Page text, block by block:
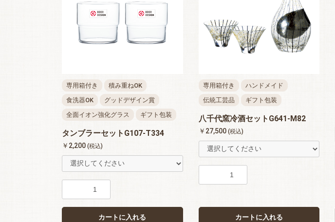
専用箱付き
積み重ねOK
食洗器OK
グッドデザイン賞
全面イオン強化グラス
ギフト包装
タンブラーセットG107-T334
￥2,200 (税込)
カートに入れる
専用箱付き
ハンドメイド
伝統工芸品
ギフト包装
八千代窯冷酒セットG641-M82
￥27,500 (税込)
カートに入れる